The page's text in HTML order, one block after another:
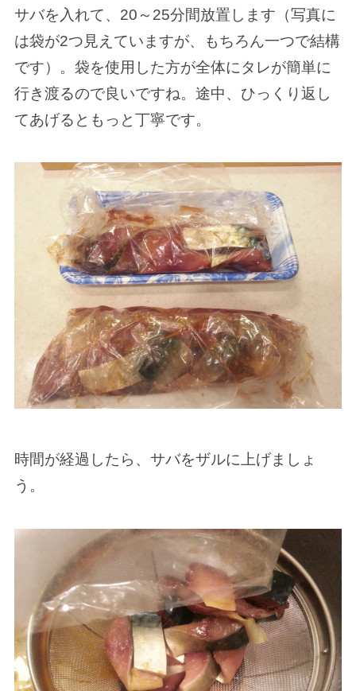
サバを入れて、20～25分間放置します（写真に
は袋が2つ見えていますが、もちろん一つで結構
です）。袋を使用した方が全体にタレが簡単に
行き渡るので良いですね。途中、ひっくり返し
てあげるともっと丁寧です。
時間が経過したら、サバをザルに上げましょ
う。